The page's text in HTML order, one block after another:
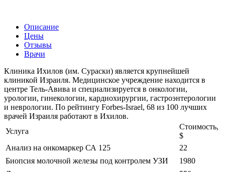
Описание
Цены
Отзывы
Врачи
Клиника Ихилов (им. Сураски) является крупнейшей
клиникой Израиля. Медицинское учреждение находится в
центре Тель-Авива и специализируется в онкологии,
урологии, гинекологии, кардиохирургии, гастроэнтерологии
и неврологии. По рейтингу Forbes-Israel, 68 из 100 лучших
врачей Израиля работают в Ихилов.
Услуга
Стоимость,
$
Анализ на онкомаркер СА 125
22
Биопсия молочной железы под контролем УЗИ
1980